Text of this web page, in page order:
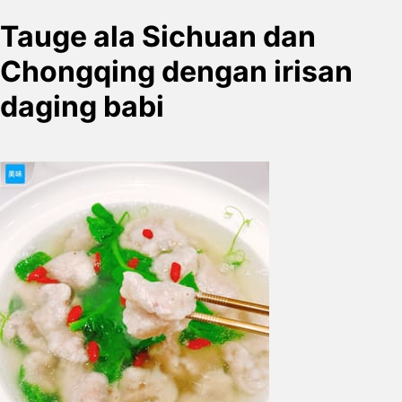
Tauge ala Sichuan dan
Chongqing dengan irisan
daging babi